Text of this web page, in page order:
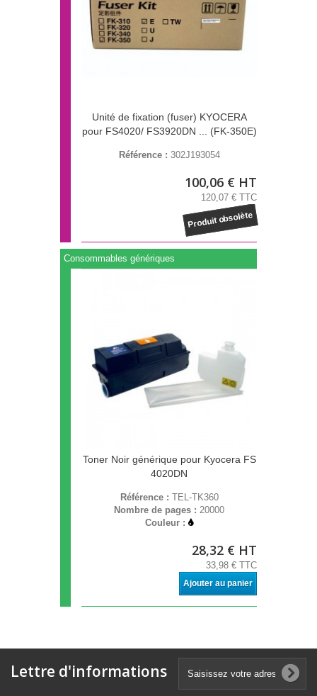
Unité de fixation (fuser) KYOCERA
pour FS4020/ FS3920DN ... (FK-350E)
Référence : 302J193054
100,06 € HT
120,07 € TTC
Produit obsolète
Consommables génériques
Toner Noir générique pour Kyocera FS
4020DN
Référence : TEL-TK360
Nombre de pages : 20000
Couleur :
28,32 € HT
33,98 € TTC
Ajouter au panier
Lettre d'informations